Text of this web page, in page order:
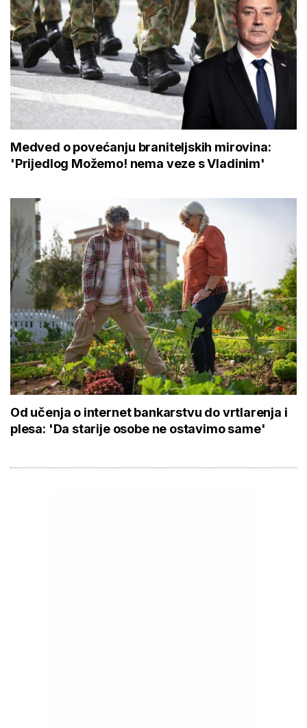
Medved o povećanju braniteljskih mirovina:
'Prijedlog Možemo! nema veze s Vladinim'
Od učenja o internet bankarstvu do vrtlarenja i
plesa: 'Da starije osobe ne ostavimo same'